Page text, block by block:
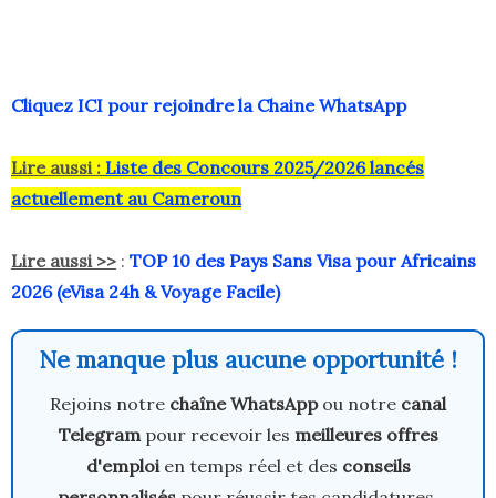
Cliquez ICI pour rejoindre la Chaine WhatsApp
Lire aussi : Liste des Concours 2025/2026 lancés
actuellement au Cameroun
Lire aussi >> : TOP 10 des Pays Sans Visa pour Africains
2026 (eVisa 24h & Voyage Facile)
Ne manque plus aucune opportunité !
Rejoins notre chaîne WhatsAppou notre canal
Telegrampour recevoir les meilleures offres
d'emploien temps réel et des conseils